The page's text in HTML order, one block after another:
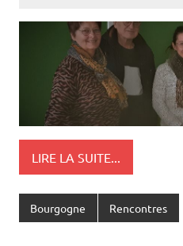
LIRE LA SUITE...
Bourgogne Rencontres